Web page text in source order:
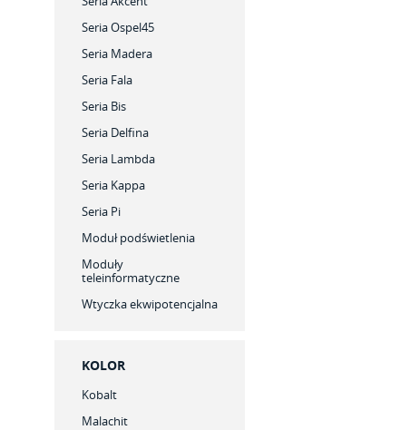
Seria Ospel45
Seria Madera
Seria Fala
Seria Bis
Seria Delfina
Seria Lambda
Seria Kappa
Seria Pi
Moduł podświetlenia
Moduły
teleinformatyczne
Wtyczka ekwipotencjalna
KOLOR
Kobalt
Malachit